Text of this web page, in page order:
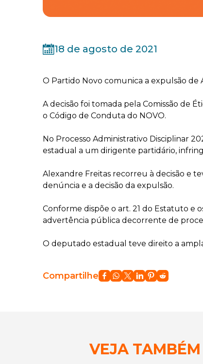
18 de agosto de 2021
O Partido Novo comunica a expulsão de
A decisão foi tomada pela Comissão de
o Código de Conduta do NOVO.
No Processo Administrativo Disciplinar
estadual a um dirigente partidário,
Alexandre Freitas recorreu à decisão e
denúncia e a decisão da expulsão.
Conforme dispõe o art. 21 do Estatuto e
advertência pública decorrente de
O deputado estadual teve direito a
Compartilhe
VEJA TAMBÉM